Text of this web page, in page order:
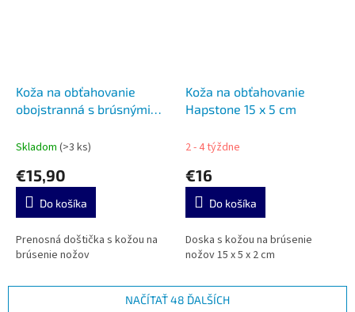
Koža na obťahovanie
obojstranná s brúsnými
Skladom (>3 ks)
€15,90
Do košíka
Prenosná doštička s kožou na
brúsenie nožov
Koža na obťahovanie
Hapstone 15 x 5 cm
2 - 4 týždne
€16
Do košíka
Doska s kožou na brúsenie
nožov 15 x 5 x 2 cm
NAČÍTAŤ 48 ĎALŠÍCH